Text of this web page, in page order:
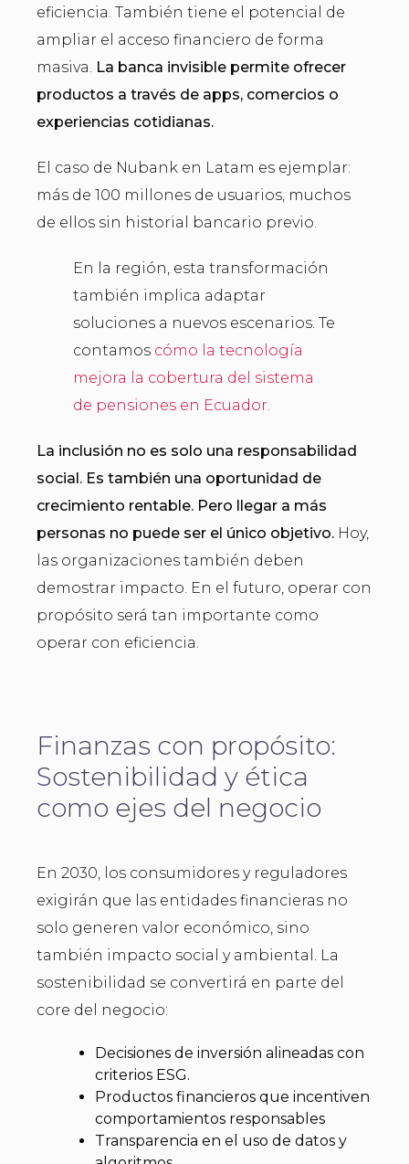
eficiencia. También tiene el potencial de
ampliar el acceso financiero de forma
masiva. La banca invisible permite ofrecer
productos a través de apps, comercios o
experiencias cotidianas.
El caso de Nubank en Latam es ejemplar:
más de 100 millones de usuarios, muchos
de ellos sin historial bancario previo.
En la región, esta transformación
también implica adaptar
soluciones a nuevos escenarios. Te
contamos cómo la tecnología
mejora la cobertura del sistema
de pensiones en Ecuador.
La inclusión no es solo una responsabilidad
social. Es también una oportunidad de
crecimiento rentable. Pero llegar a más
personas no puede ser el único objetivo. Hoy,
las organizaciones también deben
demostrar impacto. En el futuro, operar con
propósito será tan importante como
operar con eficiencia.
Finanzas con propósito:
Sostenibilidad y ética
como ejes del negocio
En 2030, los consumidores y reguladores
exigirán que las entidades financieras no
solo generen valor económico, sino
también impacto social y ambiental. La
sostenibilidad se convertirá en parte del
core del negocio:
Decisiones de inversión alineadas con
criterios ESG.
Productos financieros que incentiven
comportamientos responsables
Transparencia en el uso de datos y